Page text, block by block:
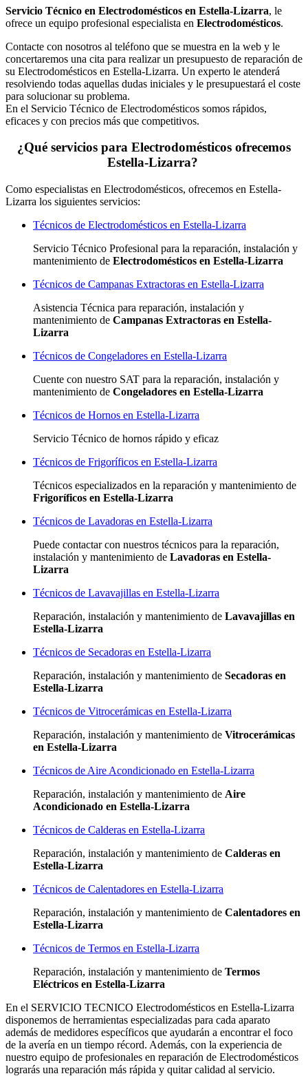
Servicio Técnico en Electrodomésticos en Estella-Lizarra, le
ofrece un equipo profesional especialista en Electrodomésticos.
Contacte con nosotros al teléfono que se muestra en la web y le
concertaremos una cita para realizar un presupuesto de reparación de
su Electrodomésticos en Estella-Lizarra. Un experto le atenderá
resolviendo todas aquellas dudas iniciales y le presupuestará el coste
para solucionar su problema.
En el Servicio Técnico de Electrodomésticos somos rápidos,
eficaces y con precios más que competitivos.
¿Qué servicios para Electrodomésticos ofrecemos
Estella-Lizarra?
Como especialistas en Electrodomésticos, ofrecemos en Estella-
Lizarra los siguientes servicios:
Técnicos de Electrodomésticos en Estella-Lizarra
Servicio Técnico Profesional para la reparación, instalación y
mantenimiento de Electrodomésticos en Estella-Lizarra
Técnicos de Campanas Extractoras en Estella-Lizarra
Asistencia Técnica para reparación, instalación y
mantenimiento de Campanas Extractoras en Estella-
Lizarra
Técnicos de Congeladores en Estella-Lizarra
Cuente con nuestro SAT para la reparación, instalación y
mantenimiento de Congeladores en Estella-Lizarra
Técnicos de Hornos en Estella-Lizarra
Servicio Técnico de hornos rápido y eficaz
Técnicos de Frigoríficos en Estella-Lizarra
Técnicos especializados en la reparación y mantenimiento de
Frigoríficos en Estella-Lizarra
Técnicos de Lavadoras en Estella-Lizarra
Puede contactar con nuestros técnicos para la reparación,
instalación y mantenimiento de Lavadoras en Estella-
Lizarra
Técnicos de Lavavajillas en Estella-Lizarra
Reparación, instalación y mantenimiento de Lavavajillas en
Estella-Lizarra
Técnicos de Secadoras en Estella-Lizarra
Reparación, instalación y mantenimiento de Secadoras en
Estella-Lizarra
Técnicos de Vitrocerámicas en Estella-Lizarra
Reparación, instalación y mantenimiento de Vitrocerámicas
en Estella-Lizarra
Técnicos de Aire Acondicionado en Estella-Lizarra
Reparación, instalación y mantenimiento de Aire
Acondicionado en Estella-Lizarra
Técnicos de Calderas en Estella-Lizarra
Reparación, instalación y mantenimiento de Calderas en
Estella-Lizarra
Técnicos de Calentadores en Estella-Lizarra
Reparación, instalación y mantenimiento de Calentadores en
Estella-Lizarra
Técnicos de Termos en Estella-Lizarra
Reparación, instalación y mantenimiento de Termos
Eléctricos en Estella-Lizarra
En el SERVICIO TECNICO Electrodomésticos en Estella-Lizarra
disponemos de herramientas especializadas para cada aparato
además de medidores específicos que ayudarán a encontrar el foco
de la avería en un tiempo récord. Además, con la experiencia de
nuestro equipo de profesionales en reparación de Electrodomésticos
lograrás una reparación más rápida y quitar calidad al servicio.